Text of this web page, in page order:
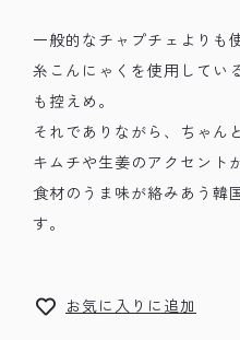
一般的なチャプチェよりも
糸こんにゃくを使用してい
も控えめ。
それでありながら、ちゃん
キムチや生姜のアクセント
食材のうま味が絡みあう韓
す。
お気に入りに追加